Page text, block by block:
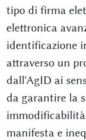
tipo di firma
elettronica
identificazione
attraverso un
dall'AgID ai
da garantire la
manifesta e